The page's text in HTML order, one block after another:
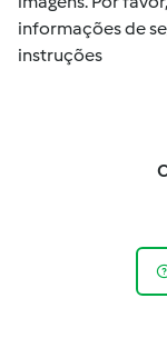
informações de
instruções